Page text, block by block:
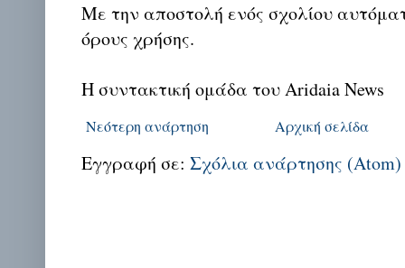
Με την αποστολή ενός σχολίου
όρους χρήσης.
Η συντακτική ομάδα του Aridaia News
Νεότερη ανάρτηση Αρχική σελίδα
Εγγραφή σε: Σχόλια ανάρτησης (Atom)